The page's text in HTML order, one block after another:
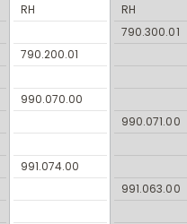
RH
790.200.01
990.070.00
991.074.00
RH
790.300.01
990.071.00
991.063.00